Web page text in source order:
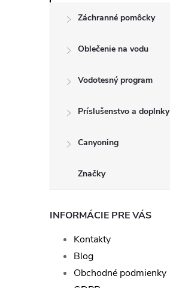
Záchranné pomôcky
Oblečenie na vodu
Vodotesný program
Príslušenstvo a doplnky
Canyoning
Značky
INFORMÁCIE PRE VÁS
Kontakty
Blog
Obchodné podmienky